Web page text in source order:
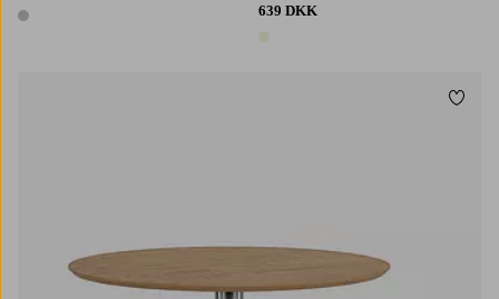
1 farve
639 DKK
1 farve